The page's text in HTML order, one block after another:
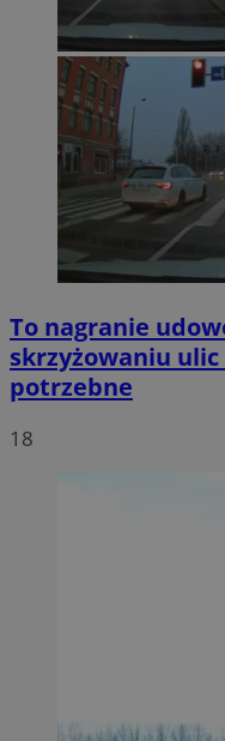
To nagranie
skrzyżowaniu
potrzebne
18